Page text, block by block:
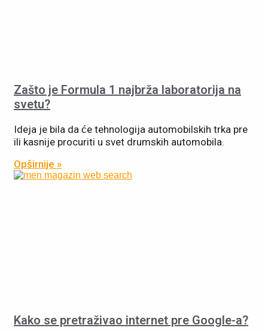
Zašto je Formula 1 najbrža laboratorija na
svetu?
Ideja je bila da će tehnologija automobilskih trka pre
ili kasnije procuriti u svet drumskih automobila.
Opširnije »
Kako se pretraživao internet pre Google-a?